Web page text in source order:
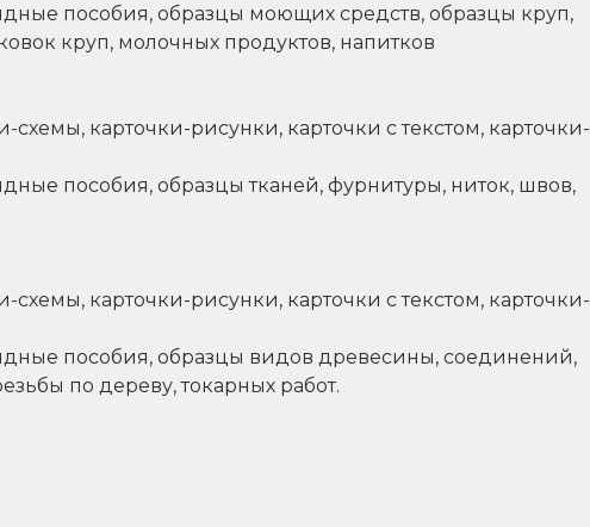
пособия, образцы моющих средств, образцы круп,
круп, молочных продуктов, напитков
схемы, карточки-рисунки, карточки с текстом, карточки-
пособия, образцы тканей, фурнитуры, ниток, швов,
схемы, карточки-рисунки, карточки с текстом, карточки-
пособия, образцы видов древесины, соединений,
по дереву, токарных работ.